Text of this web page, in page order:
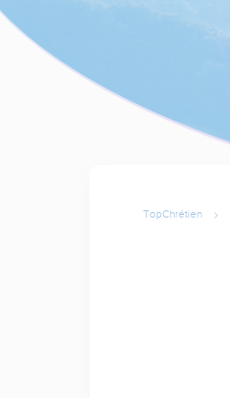
TopChrétien